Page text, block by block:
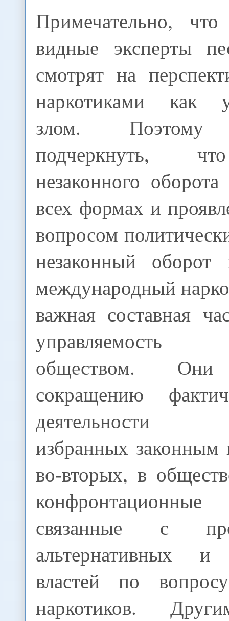
Примечательно,
видные эксперты
смотрят на
наркотиками как
злом. Поэтому
подчеркнуть,
незаконного
всех формах и
вопросом
незаконный оборот
международный
важная составная
управляемость
обществом.
сокращению
деятельности
избранных законным
во-вторых, в
связанные с
альтернативных и
властей по
наркотиков.